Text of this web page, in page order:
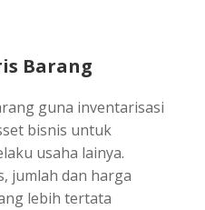
Barang
guna inventarisasi
bisnis untuk
usaha lainya.
jumlah dan harga
lebih tertata